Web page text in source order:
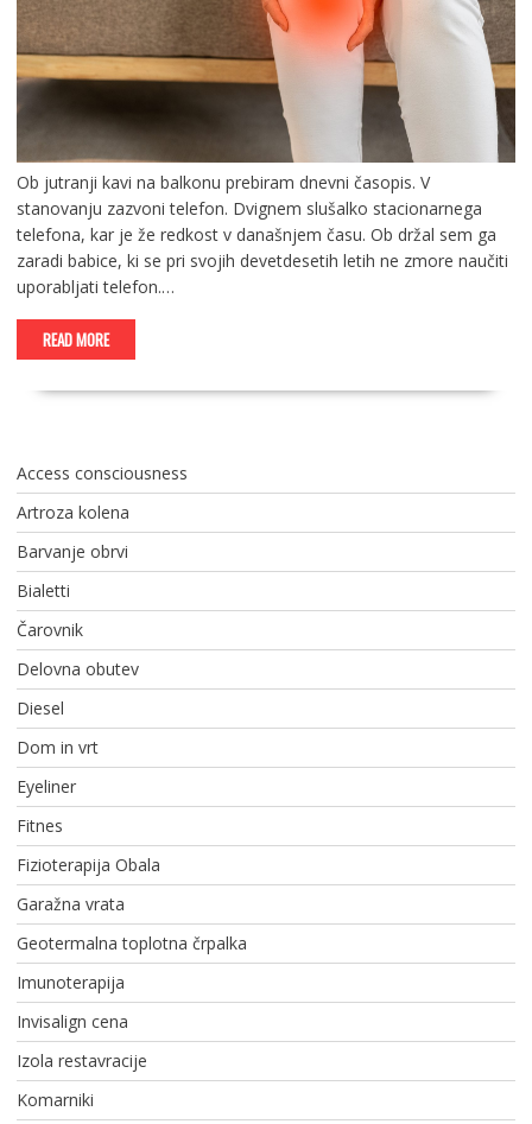
Ob jutranji kavi na balkonu prebiram dnevni časopis. V
stanovanju zazvoni telefon. Dvignem slušalko stacionarnega
telefona, kar je že redkost v današnjem času. Ob držal sem ga
zaradi babice, ki se pri svojih devetdesetih letih ne zmore naučiti
uporabljati telefon.…
READ MORE
Access consciousness
Artroza kolena
Barvanje obrvi
Bialetti
Čarovnik
Delovna obutev
Diesel
Dom in vrt
Eyeliner
Fitnes
Fizioterapija Obala
Garažna vrata
Geotermalna toplotna črpalka
Imunoterapija
Invisalign cena
Izola restavracije
Komarniki